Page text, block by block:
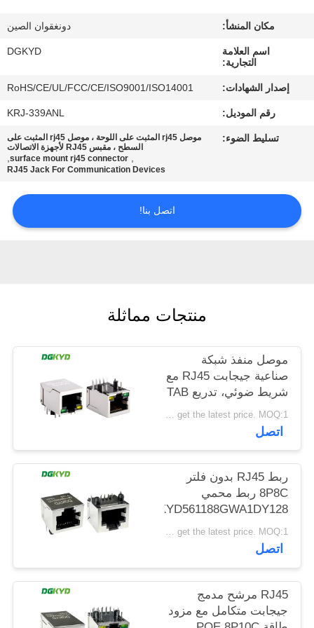
جولة
المعمل
مراقبة
اتصل
بنا
الموقع
سياسة
الخصوصية
مكان المنشأ: دونغقوان الصين
اسم العلامة
التجارية:
DGKYD
إصدار الشهادات: RoHS/CE/UL/FCC/CE/ISO9001/ISO14001
رقم الموديل: KRJ-339ANL
تسليط الضوء:
موصل rj45 المثبت على اللوحة ، موصل rj45 المثبت على
السطح ، مقبس RJ45 لأجهزة الاتصالات
,
surface mount rj45 connector
,
RJ45 Jack For Communication Devices
اتصل بنا!
منتجات مماثلة
موصل منفذ شبكة
صناعية جيجابت RJ45 مع
شريط ضوئي، تدريع TAB
DOWN
DGKYD111Q042AB2A1D
Please contact us to get the latest price. MOQ:1 قطعة
اتصل
ربط RJ45 بدون فلتر
8P8C ربط محمي
DGKYD561188GWA1DY128
Please contact us to get the latest price. MOQ:1 قطعة
اتصل
RJ45 مرشح مدمج
جيجابت متكامل مع مزود